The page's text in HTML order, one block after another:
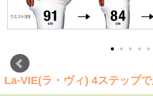
La-VIE(ラ・ヴィ) 4ステップ